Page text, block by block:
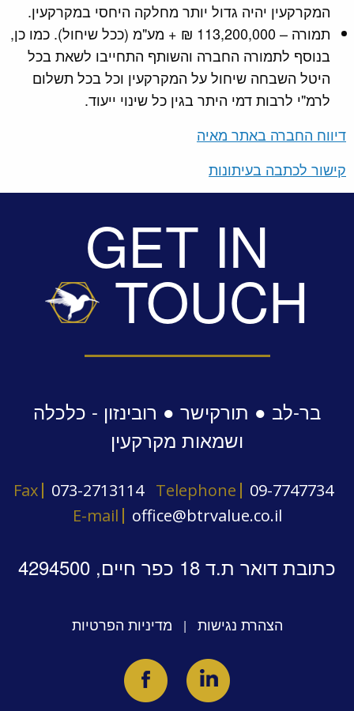
המקרקעין יהיה גדול יותר מחלקה היחסי במקרקעין.
תמורה – 113,200,000 ₪ + מע"מ (ככל שיחול). כמו כן,
בנוסף לתמורה החברה והשותף התחייבו לשאת בכל
היטל השבחה שיחול על המקרקעין וכל בכל תשלום
לרמ"י לרבות דמי היתר בגין כל שינוי ייעוד.
דיווח החברה באתר מאיה
קישור לכתבה בעיתונות
GET IN
TOUCH
בר-לב ● תורקישר ● רובינזון - כלכלה
ושמאות מקרקעין
Fax 073-2713114 Telephone
09-7747734
E-mail
office@btrvalue.co.il
כתובת דואר ת.ד 18 כפר חיים, 4294500
הצהרת נגישות | מדיניות הפרטיות